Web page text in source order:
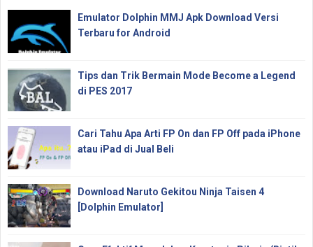
Emulator Dolphin MMJ Apk Download Versi
Terbaru for Android
Tips dan Trik Bermain Mode Become a Legend
di PES 2017
Cari Tahu Apa Arti FP On dan FP Off pada iPhone
atau iPad di Jual Beli
Download Naruto Gekitou Ninja Taisen 4
[Dolphin Emulator]